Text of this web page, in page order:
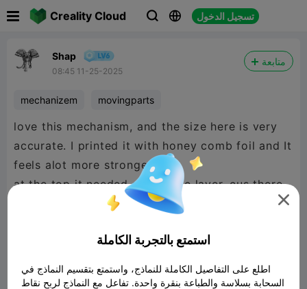
Creality Cloud   تسجيل الدخول
Shap
08:45 11-25-2025
متابعة
mechanizem movingparts
love this mechanism, and the size here is very
accurate. I printed it with honey comb foil and It
feels alot more stronger.
at the top it needed a bit more layer, cus there

استمتع بالتجربة الكاملة
اطلع على التفاصيل الكاملة للنماذج، واستمتع بتقسيم النماذج في
السحابة بسلاسة والطباعة بنقرة واحدة. تفاعل مع النماذج لربح نقاط